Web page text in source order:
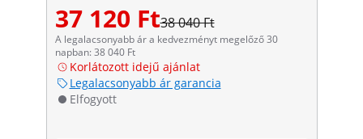
37 120 Ft38 040 Ft
A legalacsonyabb ár a kedvezményt megelőző 30
napban: 38 040 Ft
Korlátozott idejű ajánlat
Legalacsonyabb ár garancia
Elfogyott